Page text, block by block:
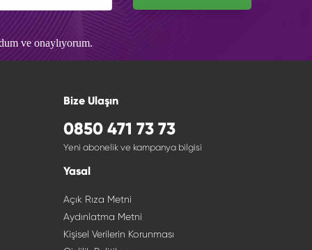
ve onaylıyorum.
Bize Ulaşın
0850 471 73 73
Yeni abonelik ve kampanya bilgisi
Yasal
Açık Rıza Metni
Aydınlatma Metni
Kişisel Verilerin Korunması